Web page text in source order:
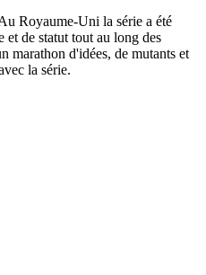
Royaume‑Uni la série a été
et de statut tout au long des
marathon d'idées, de mutants et
la série.